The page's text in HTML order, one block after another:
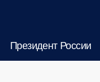
Президент России